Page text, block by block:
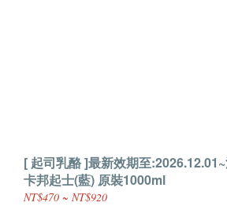
[ 起司乳酪 ]最新效期至
卡邦起士(藍) 原裝1000ml
NT$470 ~ NT$920